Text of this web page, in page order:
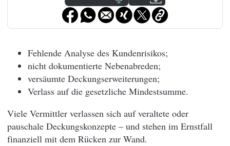
Fehlende Analyse des Kundenrisikos;
nicht dokumentierte Nebenabreden;
versäumte Deckungserweiterungen;
Verlass auf die gesetzliche Mindestsumme.
Viele Vermittler verlassen sich auf veraltete oder
pauschale Deckungskonzepte – und stehen im Ernstfall
finanziell mit dem Rücken zur Wand.